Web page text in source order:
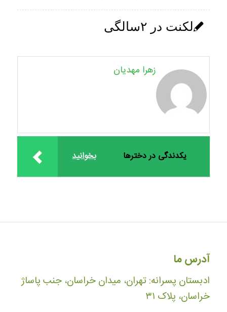
لکنت در ۲سالگی
زهرا مهدیان
بخوانید یکدندگی در دخترها
آدرس ما
ادبستان پسرانه: تهران، میدان خراسان، جنب پاساژ
خراسان، پلاک ۳۱